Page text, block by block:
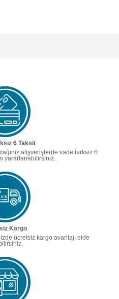
6 Taksit
alışverişlerde vade farksız 6
yararlanabilirsiniz.
Kargo
ücretsiz kargo avantajı elde